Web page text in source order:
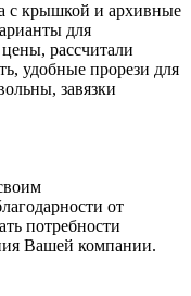
с крышкой и архивные
для
рассчитали
удобные прорези для
завязки
от
потребности
Вашей компании.